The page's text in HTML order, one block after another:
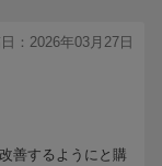
：2026年03月27日
善するようにと購